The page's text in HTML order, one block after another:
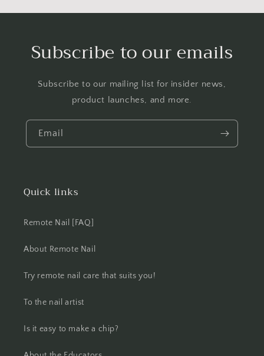
Subscribe to our emails
Subscribe to our mailing list for insider news,
product launches, and more.
Email
Quick links
Remote Nail [FAQ]
About Remote Nail
Try remote nail care that suits you!
To the nail artist
Is it easy to make a chip?